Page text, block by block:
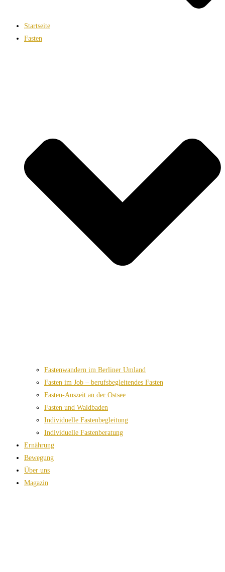
Startseite
Fasten
Fastenwandern im Berliner Umland
Fasten im Job – berufsbegleitendes Fasten
Fasten-Auszeit an der Ostsee
Fasten und Waldbaden
Individuelle Fastenbegleitung
Individuelle Fastenberatung
Ernährung
Bewegung
Über uns
Magazin